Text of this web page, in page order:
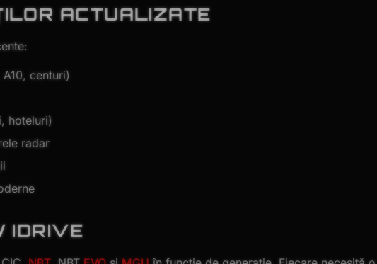
ACTUALIZATE
centuri)
hoteluri)
radar
IDRIVE